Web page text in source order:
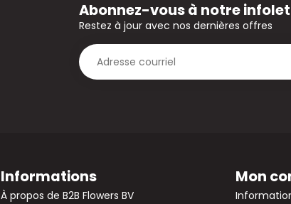
Abonnez-vous à notre
Restez à jour avec nos dernières offres
Informations
À propos de B2B Flowers BV
Mon